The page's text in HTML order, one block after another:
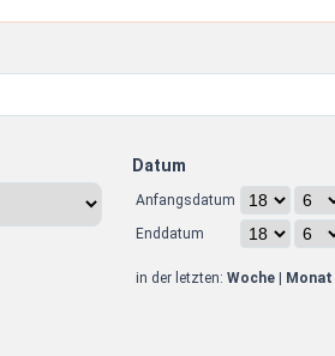
Datum
Anfangsdatum
Enddatum
in der letzten: Woche| Monat